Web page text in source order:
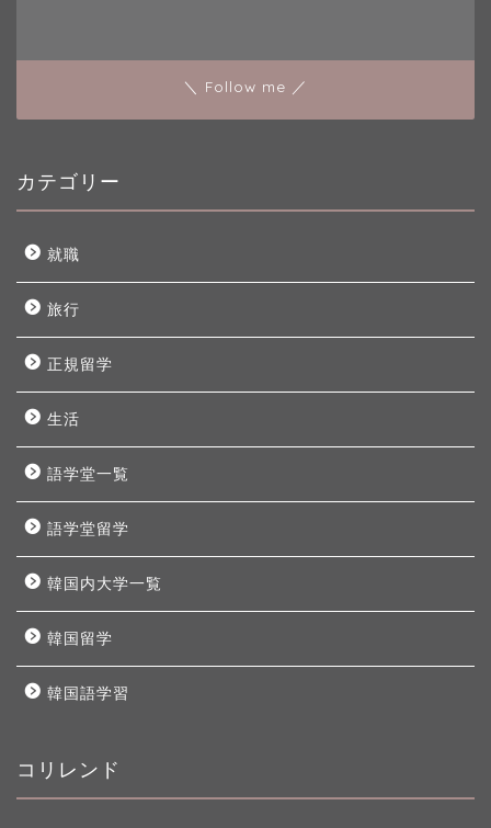
＼ Follow me ／
カテゴリー
就職
旅行
正規留学
生活
語学堂一覧
語学堂留学
韓国内大学一覧
韓国留学
韓国語学習
コリレンド